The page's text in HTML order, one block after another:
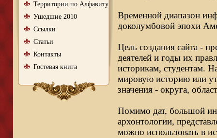
Территории по Алфавиту
Ушедшие 2010
Ссылки
Статьи
Контакты
Гостевая книга
Временной диапазон
доколумбовой эпохи
Цель создания сайта -
деятелей и годы их
историкам, студентам.
мировую историю или
значения - округа,
Помимо дат, большой
архонтологии,
можно использовать в